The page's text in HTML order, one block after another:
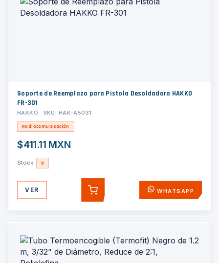
Soporte de Reemplazo para Pistola Desoldadora HAKKO
FR-301
HAKKO · SKU: HAK-A5031
Radiocomunicación
$411.11 MXN
Stock: 8
VER AGREGAR WHATSAPP